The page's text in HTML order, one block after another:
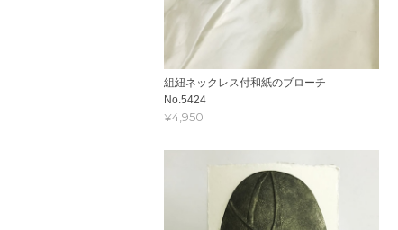
組紐ネックレス付和紙のブローチ
No.5424
¥4,950